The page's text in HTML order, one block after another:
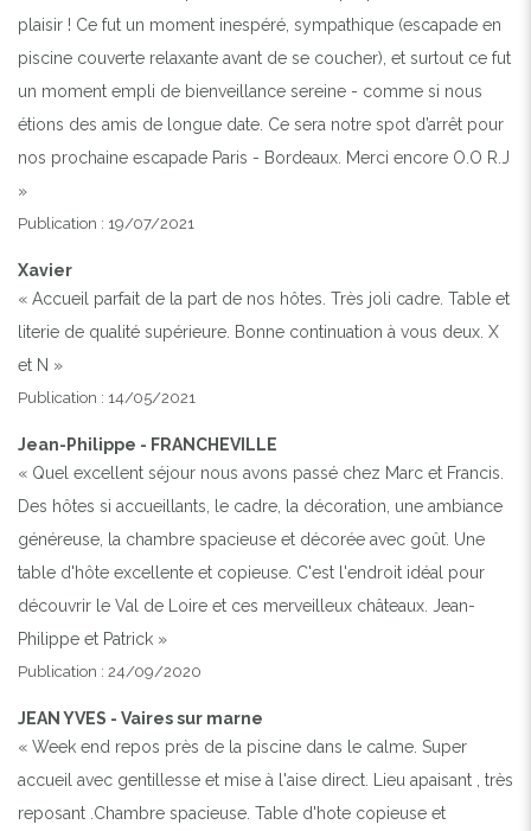
Previous Next
plaisir ! Ce fut un moment inespéré, sympathique (escapade en
piscine couverte relaxante avant de se coucher), et surtout ce fut
un moment empli de bienveillance sereine - comme si nous
étions des amis de longue date. Ce sera notre spot d’arrêt pour
nos prochaine escapade Paris - Bordeaux. Merci encore O.O R.J
»
Publication : 19/07/2021
Xavier
« Accueil parfait de la part de nos hôtes. Très joli cadre. Table et
literie de qualité supérieure. Bonne continuation à vous deux. X
et N »
Publication : 14/05/2021
Jean-Philippe - FRANCHEVILLE
« Quel excellent séjour nous avons passé chez Marc et Francis.
Des hôtes si accueillants, le cadre, la décoration, une ambiance
généreuse, la chambre spacieuse et décorée avec goût. Une
table d'hôte excellente et copieuse. C'est l'endroit idéal pour
découvrir le Val de Loire et ces merveilleux châteaux. Jean-
Philippe et Patrick »
Publication : 24/09/2020
JEAN YVES - Vaires sur marne
« Week end repos près de la piscine dans le calme. Super
accueil avec gentillesse et mise à l'aise direct. Lieu apaisant , très
reposant .Chambre spacieuse. Table d'hote copieuse et